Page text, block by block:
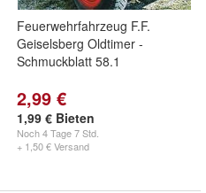
Feuerwehrfahrzeug F.F.
Geiselsberg Oldtimer -
Schmuckblatt 58.1
2,99 €
1,99 € Bieten
Noch4 Tage 7 Std.
+ 1,50 € Versand